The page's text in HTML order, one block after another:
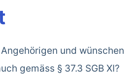
und wünschen
gemäss § 37.3 SGB XI?